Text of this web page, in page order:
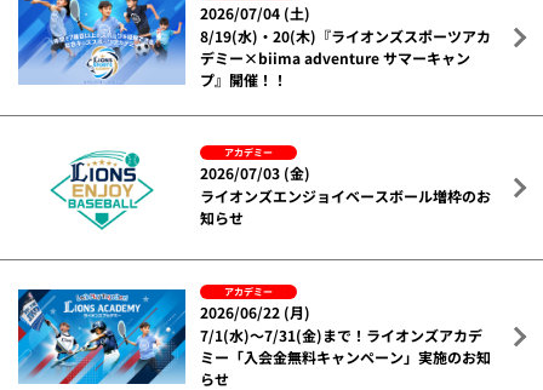
2026/07/04 (土)
8/19(水)・20(木)『ライオンズスポーツアカ
デミー×biima adventure サマーキャン
プ』開催！！
アカデミー
2026/07/03 (金)
ライオンズエンジョイベースボール増枠のお
知らせ
アカデミー
2026/06/22 (月)
7/1(水)～7/31(金)まで！ライオンズアカデ
ミー「入会金無料キャンペーン」実施のお知
らせ